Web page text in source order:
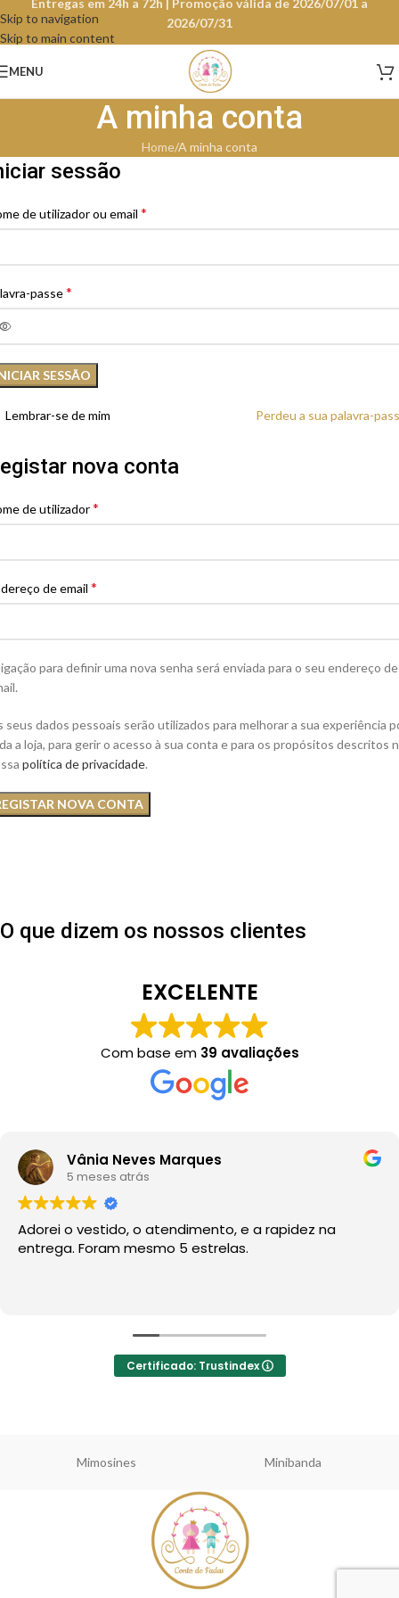
Skip to navigation
Skip to main content
Entregas em 24h a 72h | Promoção válida de 2026/07/01 a
2026/07/31
MENU
A minha conta
Home A minha conta
sessão
de utilizador ou email *
passe*
SESSÃO
Perdeu a sua palavra-
Lembrar-se de mim
nova conta
de utilizador*
de email *
para definir uma nova senha será enviada para o seu endereço de
seus dados pessoais serão utilizados para melhorar a sua experiência
a loja, para gerir o acesso à sua conta e para os propósitos descritos
política de privacidade.
NOVA CONTA
O que dizem os nossos clientes
EXCELENTE
Com base em 39 avaliações
Vânia Neves Marques
5 meses atrás
Adorei o vestido, o atendimento, e a rapidez na
entrega. Foram mesmo 5 estrelas.
Certificado: Trustindex
Mimosines Minibanda